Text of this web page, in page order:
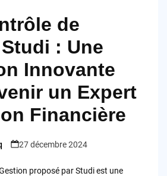
de
: Une
Innovante
un Expert
Financière
27 décembre 2024
proposé par Studi est une